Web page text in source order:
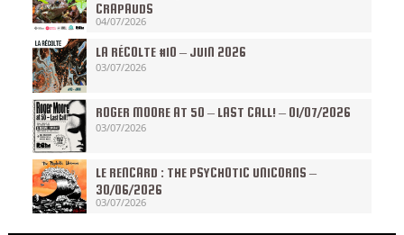
CRAPAUDS
04/07/2026
LA RÉCOLTE #10 – JUIN 2026
03/07/2026
ROGER MOORE AT 50 – LAST CALL! – 01/07/2026
03/07/2026
LE RENCARD : THE PSYCHOTIC UNICORNS –
30/06/2026
03/07/2026